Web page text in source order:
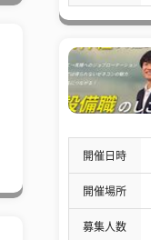
開催日時
開催場所
募集人数